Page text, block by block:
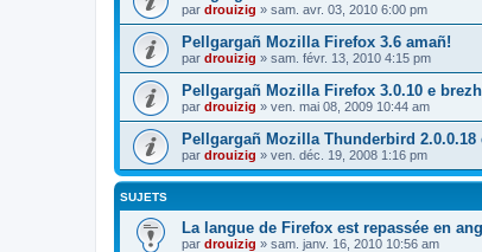
par drouizig » sam. avr. 03, 2010 6:00 pm
Pellgargañ Mozilla Firefox 3.6 amañ!
par drouizig » sam. févr. 13, 2010 4:15 pm
Pellgargañ Mozilla Firefox 3.0.10 e
par drouizig » ven. mai 08, 2009 10:44 am
Pellgargañ Mozilla Thunderbird 2.0.0.18
par drouizig » ven. déc. 19, 2008 1:16 pm
SUJETS
La langue de Firefox est repassée en
par drouizig » sam. janv. 16, 2010 10:56 am